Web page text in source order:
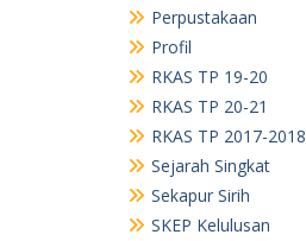
Perpustakaan
Profil
RKAS TP 19-20
RKAS TP 20-21
RKAS TP 2017-2018
Sejarah Singkat
Sekapur Sirih
SKEP Kelulusan